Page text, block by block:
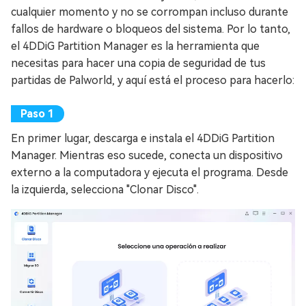
cualquier momento y no se corrompan incluso durante
fallos de hardware o bloqueos del sistema. Por lo tanto,
el 4DDiG Partition Manager es la herramienta que
necesitas para hacer una copia de seguridad de tus
partidas de Palworld, y aquí está el proceso para hacerlo:
En primer lugar, descarga e instala el 4DDiG Partition
Manager. Mientras eso sucede, conecta un dispositivo
externo a la computadora y ejecuta el programa. Desde
la izquierda, selecciona "Clonar Disco".